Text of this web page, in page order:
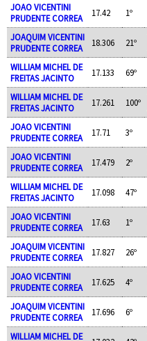
JOAO VICENTINI
PRUDENTE CORREA
17.42 1º
JOAQUIM VICENTINI
PRUDENTE CORREA
18.306 21º
WILLIAM MICHEL DE
FREITAS JACINTO
17.133 69º
WILLIAM MICHEL DE
FREITAS JACINTO
17.261 100º
JOAO VICENTINI
PRUDENTE CORREA
17.71 3º
JOAO VICENTINI
PRUDENTE CORREA
17.479 2º
WILLIAM MICHEL DE
FREITAS JACINTO
17.098 47º
JOAO VICENTINI
PRUDENTE CORREA
17.63 1º
JOAQUIM VICENTINI
PRUDENTE CORREA
17.827 26º
JOAO VICENTINI
PRUDENTE CORREA
17.625 4º
JOAQUIM VICENTINI
PRUDENTE CORREA
17.696 6º
WILLIAM MICHEL DE